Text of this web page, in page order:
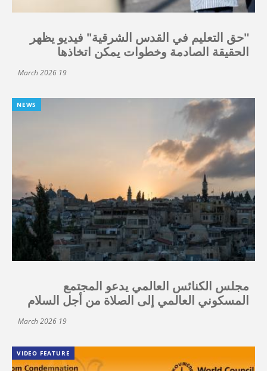
"حق التعليم في القدس الشرقية" فيديو يظهر
الحقيقة الصادمة وخطوات يمكن اتخاذها
19 March 2026
NEWS
مجلس الكنائس العالمي يدعو المجتمع
المسكوني العالمي إلى الصلاة من أجل السلام
19 March 2026
VIDEO FEATURE